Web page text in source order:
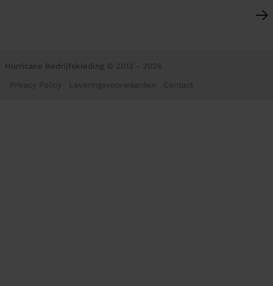
Hurricane Bedrijfskleding © 2013 - 2026
Privacy Policy Leveringsvoorwaarden Contact